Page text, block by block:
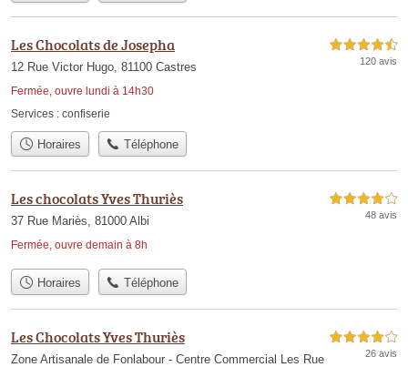
Les Chocolats de Josepha
12 Rue Victor Hugo, 81100 Castres
Fermée, ouvre lundi à 14h30
4,5 étoiles sur 5
120 avis
Services : confiserie
Horaires Téléphone
Les chocolats Yves Thuriès
37 Rue Mariès, 81000 Albi
Fermée, ouvre demain à 8h
4,0 étoiles sur 5
48 avis
Horaires Téléphone
Les Chocolats Yves Thuriès
Zone Artisanale de Fonlabour - Centre Commercial Les Rue
4,0 étoiles sur 5
26 avis